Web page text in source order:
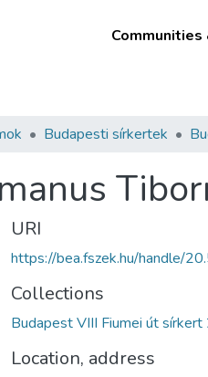
Budapesti sírkertek
URI
https://bea.fszek.hu/handle/
Collections
Budapest VIII Fiumei út sírkert
Location, address